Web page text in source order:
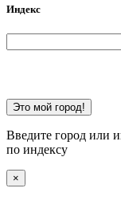
Индекс
Это мой город!
Введите город или
по индексу
×